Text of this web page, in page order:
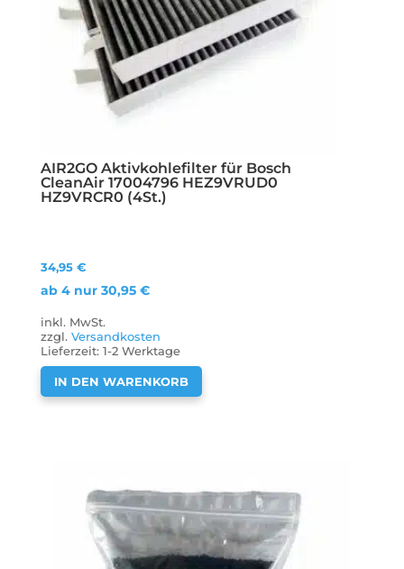
AIR2GO Aktivkohlefilter für Bosch
CleanAir 17004796 HEZ9VRUD0
HZ9VRCR0 (4St.)
34,95€
ab 4 nur30,95€
inkl. MwSt.
zzgl.Versandkosten
Lieferzeit:1-2 Werktage
IN DEN WARENKORB